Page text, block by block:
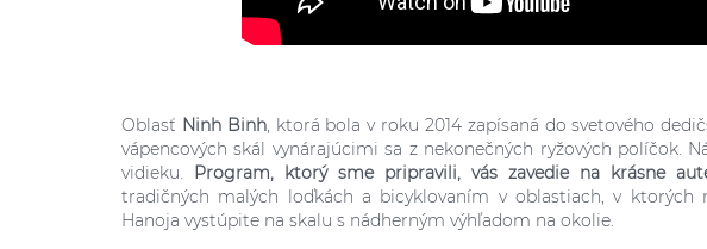
Oblasť Ninh Binh, ktorá bola v roku 2014 zapísaná do svetového
vápencových skál vynárajúcimi sa z nekonečných ryžových políčok.
vidieku. Program, ktorý sme pripravili, vás zavedie na krásne
tradičných malých loďkách a bicyklovaním v oblastiach, v
Hanoja vystúpite na skalu s nádherným výhľadom na okolie.